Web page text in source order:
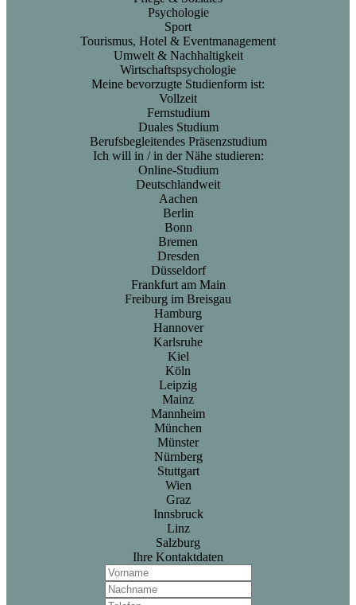
Psychologie
Sport
Tourismus, Hotel & Eventmanagement
Umwelt & Nachhaltigkeit
Wirtschaftspsychologie
Meine bevorzugte Studienform ist:
Vollzeit
Fernstudium
Duales Studium
Berufsbegleitendes Präsenzstudium
Ich will in / in der Nähe studieren:
Online-Studium
Deutschlandweit
Aachen
Berlin
Bonn
Bremen
Dresden
Düsseldorf
Frankfurt am Main
Freiburg im Breisgau
Hamburg
Hannover
Karlsruhe
Kiel
Köln
Leipzig
Mainz
Mannheim
München
Münster
Nürnberg
Stuttgart
Wien
Graz
Innsbruck
Linz
Salzburg
Ihre Kontaktdaten